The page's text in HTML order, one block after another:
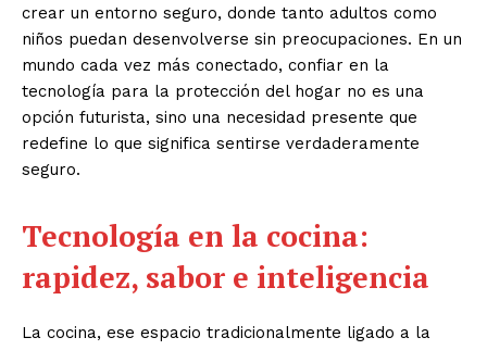
crear un entorno seguro, donde tanto adultos como
niños puedan desenvolverse sin preocupaciones. En un
mundo cada vez más conectado, confiar en la
tecnología para la protección del hogar no es una
opción futurista, sino una necesidad presente que
redefine lo que significa sentirse verdaderamente
seguro.
Tecnología en la cocina:
rapidez, sabor e inteligencia
La cocina, ese espacio tradicionalmente ligado a la